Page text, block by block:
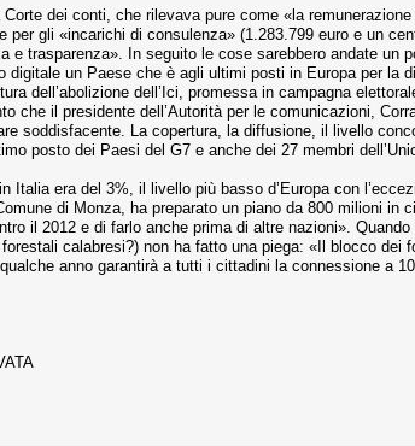
dei conti, che rilevava pure come «la
per gli «incari­chi di consulenza» (1.283.799 euro e un
e trasparenza». In seguito le cose sarebbero andate un
un Paese che è agli ultimi posti in Europa per la
dell’abolizione dell’Ici, promessa in campagna
che il presidente dell’Auto­rità per le comunicazioni,
soddisfacente. La copertura, la dif­fusione, il livello
po­sto dei Paesi del G7 e anche dei 27 membri
Italia era del 3%, il livel­lo più basso d’Europa con
di Monza, ha preparato un piano da 800 milioni
il 2012 e di farlo anche prima di al­tre nazioni».
calabresi?) non ha fatto una pie­ga: «Il blocco dei
anno garantirà a tutti i cittadini la connes­sione a